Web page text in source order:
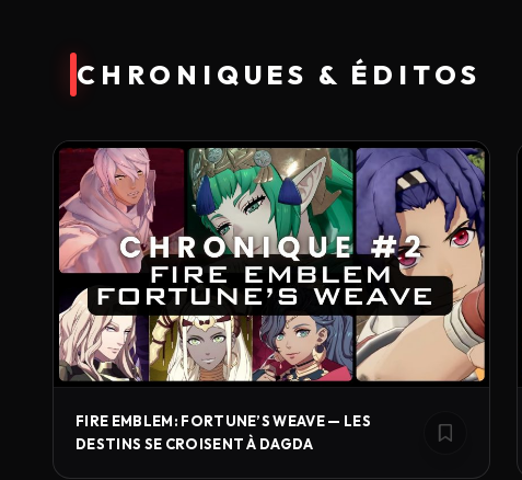
CHRONIQUES & ÉDITOS
FIRE EMBLEM: FORTUNE’S WEAVE — LES
DESTINS SE CROISENT À DAGDA